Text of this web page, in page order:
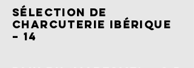
SÉLECTION DE
CHARCUTERIE IBÉRIQUE
– 14